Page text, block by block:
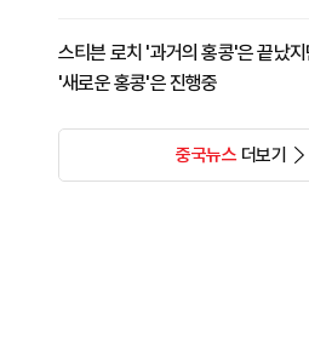
스티븐 로치 '과거의 홍콩'은 끝났
'새로운 홍콩'은 진행중
중국뉴스더보기